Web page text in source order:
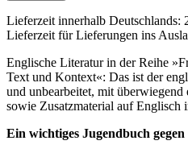
Lieferzeit innerhalb Deutschlands:
Lieferzeit für Lieferungen ins
Englische Literatur in der Reihe
Text und Kontext«: Das ist der
und unbearbeitet, mit
sowie Zusatzmaterial auf Englisch
Ein wichtiges Jugendbuch gegen